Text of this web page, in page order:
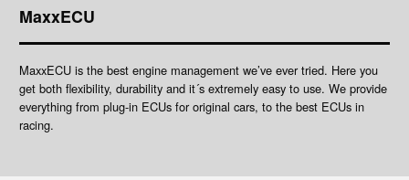
MaxxECU
MaxxECU is the best engine management we’ve ever tried. Here you
get both flexibility, durability and it´s extremely easy to use. We provide
everything from plug-in ECUs for original cars, to the best ECUs in
racing.